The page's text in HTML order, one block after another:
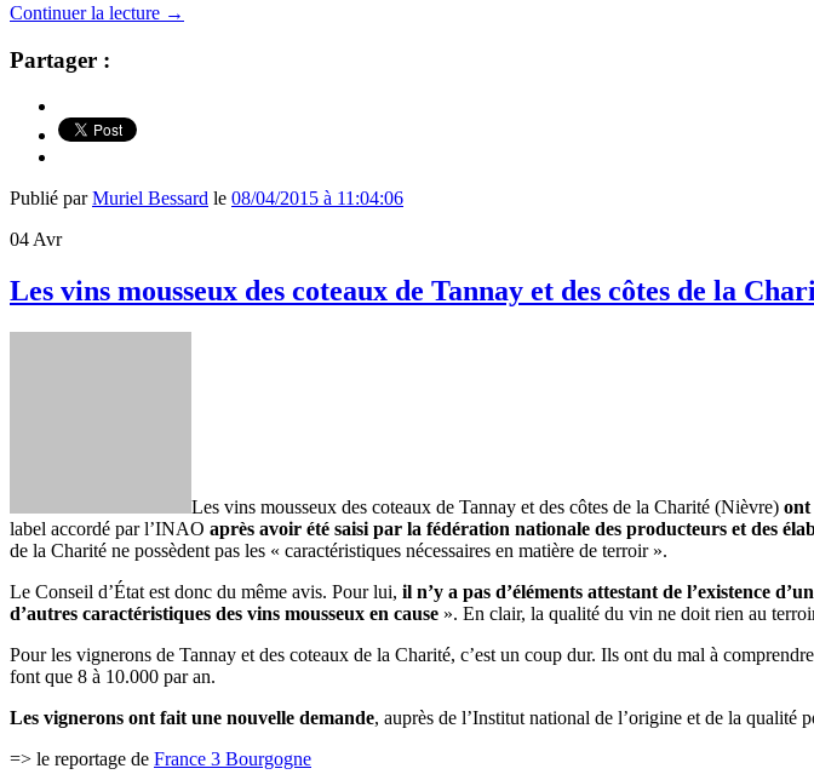
Continuer la lecture →
Partager :
Publié parMuriel Bessard le 08/04/2015 à 11:04:06
04 Avr
Les vins mousseux des coteaux de Tannay et des côtes de la
Les vins mousseux des coteaux de Tannay et des côtes de la Charité (Nièvre) ont
label accordé par l’INAO après avoir été saisi par la fédération nationale des producteurs et des
de la Charité ne possèdent pas les « caractéristiques nécessaires en matière de terroir ».
Le Conseil d’État est donc du même avis. Pour lui, il n’y a pas d’éléments attestant de l’existence
d’autres caractéristiques des vins mousseux en cause ». En clair, la qualité du vin ne doit rien au
Pour les vignerons de Tannay et des coteaux de la Charité, c’est un coup dur. Ils ont du mal à
font que 8 à 10.000 par an.
Les vignerons ont fait une nouvelle demande, auprès de l’Institut national de l’origine et de la qualité
=> le reportage de France 3 Bourgogne